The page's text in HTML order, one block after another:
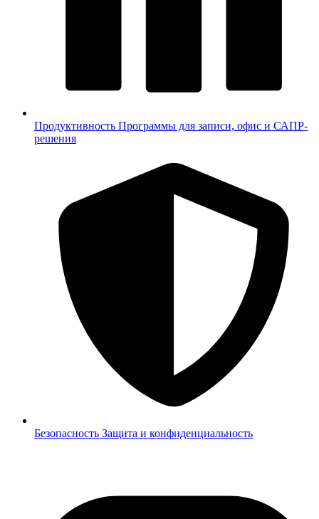
Продуктивность Программы для записи, офис и САПР-
решения
Безопасность Защита и конфиденциальность